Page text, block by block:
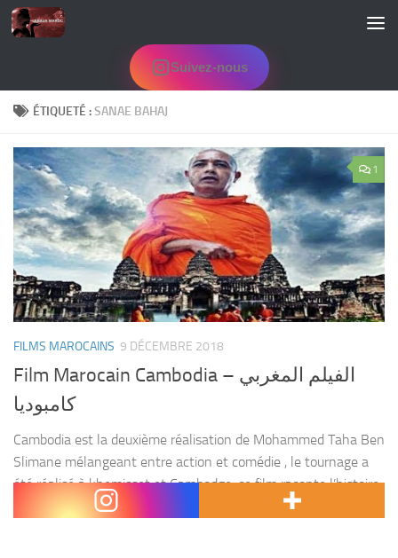
Skip to content
Suivez-nous
ÉTIQUETÉ :SANAE BAHAJ
1
FILMS MAROCAINS 9 DÉCEMBRE 2018
Film Marocain Cambodia – الفيلم المغربي
كامبوديا
Cambodia est la deuxième réalisation de Mohammed Taha Ben
Slimane mélangeant entre action et comédie , le tournage a
été réalisé à khemisset et Cambodge. ce film raconte l’histoire
d’un mécanicien Azzeddine surnommé Kwika...